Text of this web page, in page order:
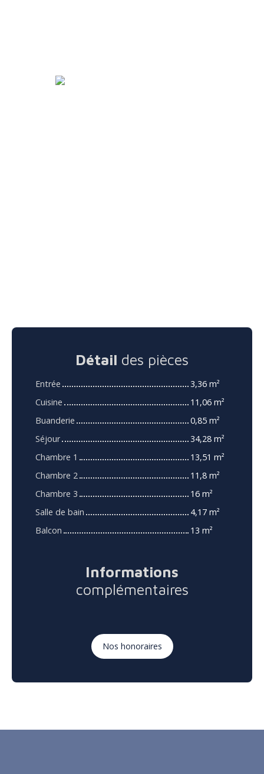
Détail des pièces
Entrée
3,36 m²
Cuisine
11,06 m²
Buanderie
0,85 m²
Séjour
34,28 m²
Chambre 1
13,51 m²
Chambre 2
11,8 m²
Chambre 3
16 m²
Salle de bain
4,17 m²
Balcon
13 m²
Informations
complémentaires
Nos honoraires